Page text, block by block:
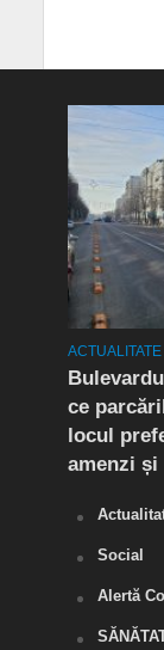
ACTUALITATE
ce
locul
amenzi și
Social
Alertă